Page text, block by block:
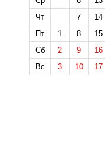
Чт
7 14
Пт
1 8 15
Сб
2 9 16
Вс
3 10 17